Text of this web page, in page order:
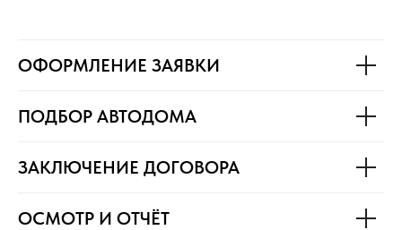
ОФОРМЛЕНИЕ ЗАЯВКИ
ПОДБОР АВТОДОМА
ЗАКЛЮЧЕНИЕ ДОГОВОРА
ОСМОТР И ОТЧЁТ